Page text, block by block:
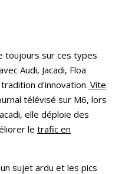
toujours sur ces types
Audi, Jacadi, Floa
d'innovation. Vite
télévisé sur M6, lors
elle déploie des
le trafic en
sujet ardu et les pics